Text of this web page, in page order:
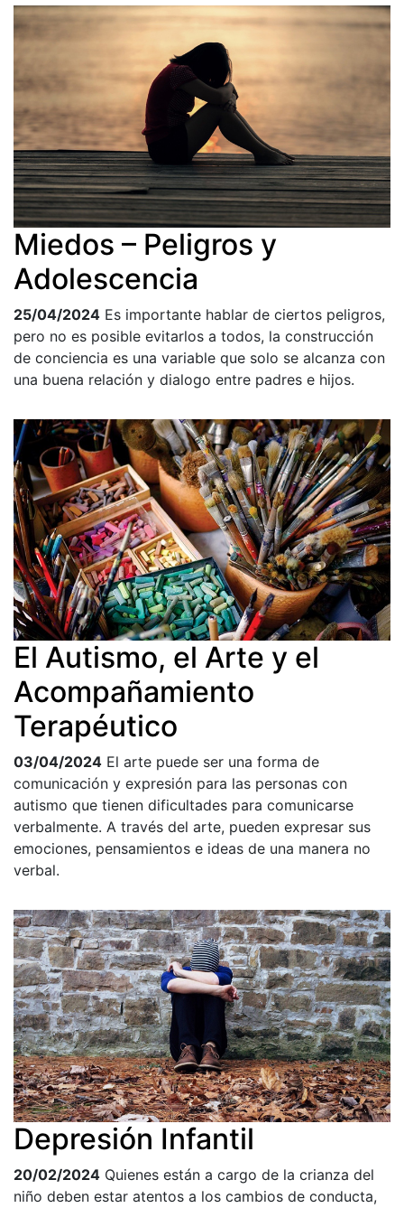
Miedos – Peligros y
Adolescencia
25/04/2024 Es importante hablar de ciertos peligros,
pero no es posible evitarlos a todos, la construcción
de conciencia es una variable que solo se alcanza con
una buena relación y dialogo entre padres e hijos.
El Autismo, el Arte y el
Acompañamiento
Terapéutico
03/04/2024 El arte puede ser una forma de
comunicación y expresión para las personas con
autismo que tienen dificultades para comunicarse
verbalmente. A través del arte, pueden expresar sus
emociones, pensamientos e ideas de una manera no
verbal.
Depresión Infantil
20/02/2024 Quienes están a cargo de la crianza del
niño deben estar atentos a los cambios de conducta,